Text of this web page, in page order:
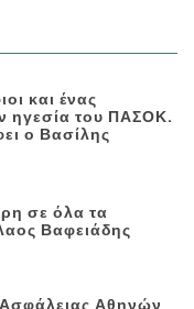
και ένας
ηγεσία του ΠΑΣΟΚ.
ο Βασίλης
σε όλα τα
Βαφειάδης
Αθηνών